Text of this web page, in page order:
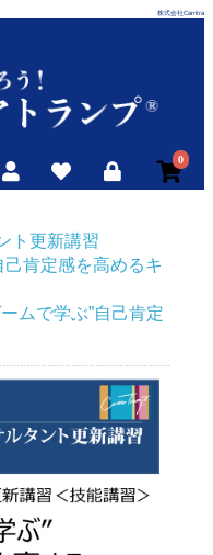
株式会社Carritra
0
ト更新講習
肯定感を高めるキ
ムで学ぶ”自己肯定